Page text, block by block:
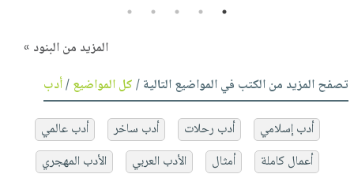
1
2
3
4
5
المزيد من البنود »
تصفح المزيد من الكتب في المواضيع التالية /كل المواضيع/أدب
أدب إسلامي أدب رحلات أدب ساخر
أدب عالمي
أعمال كاملة
أمثال الأدب العربي
الأدب المهجري